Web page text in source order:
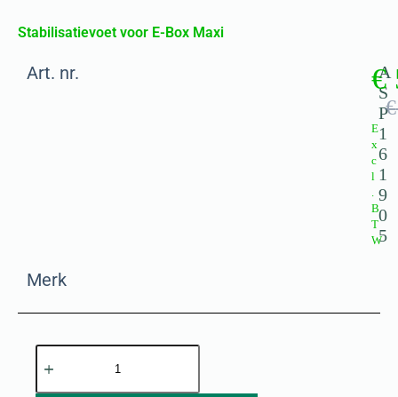
Stabilisatievoet voor E-Box Maxi
Art. nr.
A
S
P
1
6
1
9
0
5
€
€
E
x
c
l
.
B
T
W
Merk